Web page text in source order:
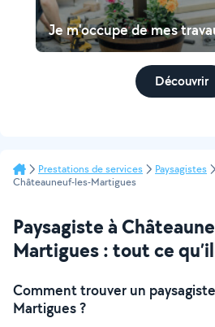
Je m'occupe de mes
Découvrir
Prestations de services Paysagistes
Châteauneuf-les-Martigues
Paysagiste à
Martigues : tout ce
Comment trouver un
Martigues ?